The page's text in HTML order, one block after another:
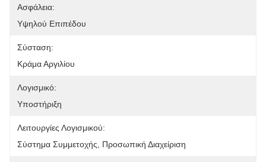
Ασφάλεια:
Υψηλού Επιπέδου
Σύσταση:
Κράμα Αργιλίου
Λογισμικό:
Υποστήριξη
Λειτουργίες Λογισμικού:
Σύστημα Συμμετοχής, Προσωπική Διαχείριση